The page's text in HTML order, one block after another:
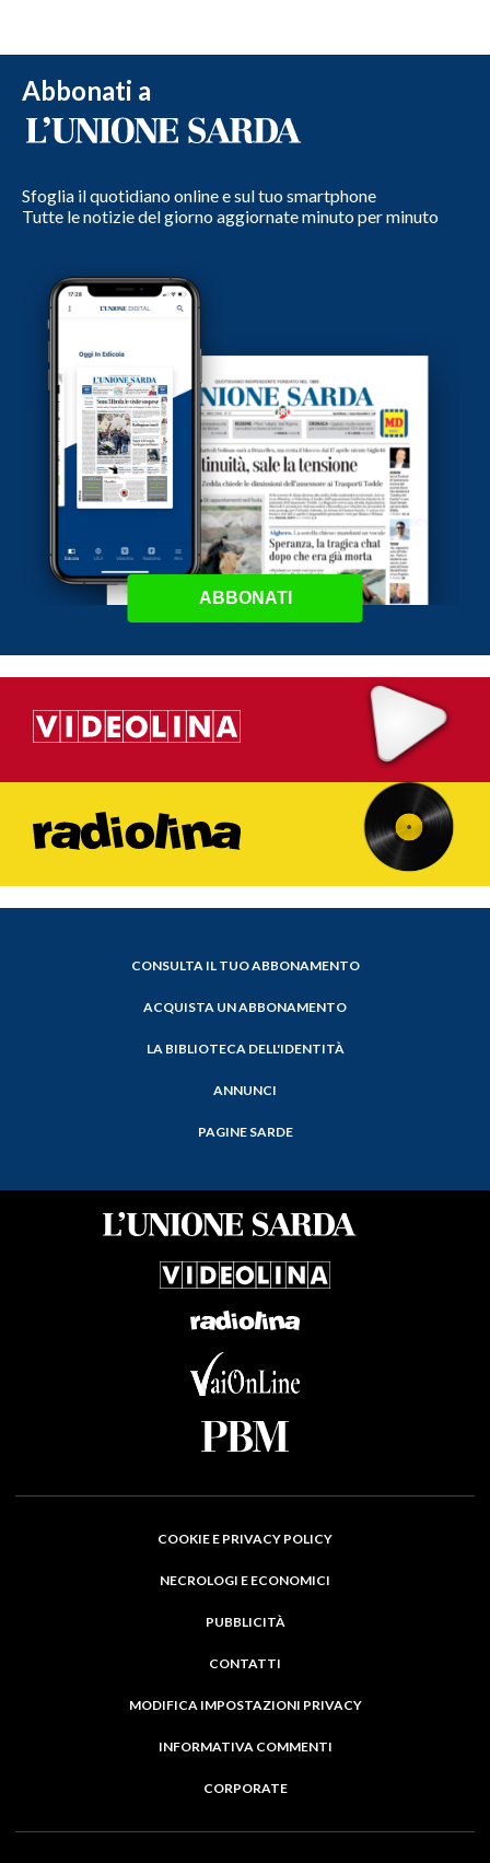
Abbonati a
Sfoglia il quotidiano online e sul tuo smartphone
Tutte le notizie del giorno aggiornate minuto per minuto
ABBONATI
CONSULTA IL TUO ABBONAMENTO
ACQUISTA UN ABBONAMENTO
LA BIBLIOTECA DELL'IDENTITÀ
ANNUNCI
PAGINE SARDE
COOKIE E PRIVACY POLICY
NECROLOGI E ECONOMICI
PUBBLICITÀ
CONTATTI
MODIFICA IMPOSTAZIONI PRIVACY
INFORMATIVA COMMENTI
CORPORATE